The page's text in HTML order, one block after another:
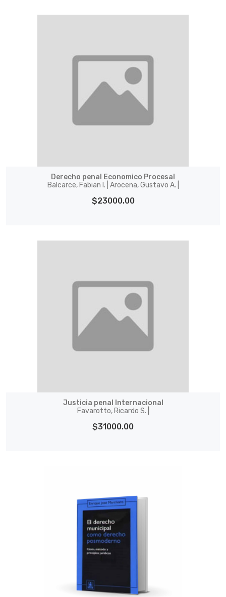
Derecho penal Economico Procesal
Balcarce, Fabian I. | Arocena, Gustavo A. |
$23000.00
Justicia penal Internacional
Favarotto, Ricardo S. |
$31000.00